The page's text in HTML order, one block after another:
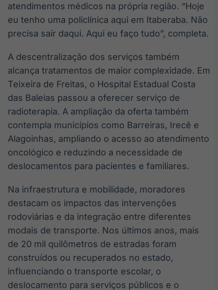
Gestão de
Investimentos
Em breve
Tokenização
de ativos
Em breve
Crédito
Em breve
atendimentos médicos na própria região. “Hoje
eu tenho uma policlínica aqui em Itaberaba. Não
precisa sair daqui. Aqui eu faço tudo”, completa.
A descentralização dos serviços também
alcança tratamentos de maior complexidade. Em
Teixeira de Freitas, o Hospital Estadual Costa
das Baleias passou a oferecer serviço de
radioterapia. A ampliação da oferta também
contempla municípios como Barreiras, Irecê e
Alagoinhas, ampliando o acesso ao atendimento
oncológico e reduzindo a necessidade de
deslocamentos para pacientes e familiares.
Na infraestrutura e mobilidade, moradores
destacam os impactos das intervenções
rodoviárias e da integração entre diferentes
modais de transporte. Nos últimos anos, mais
de 20 mil quilômetros de estradas foram
construídos ou recuperados no estado,
influenciando o transporte escolar, o
deslocamento para serviços públicos e o